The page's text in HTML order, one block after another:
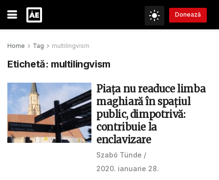
Donează
Home Tag multilingvism
Etichetă: multilingvism
Piața nu readuce limba
maghiară în spațiul
public, dimpotrivă:
contribuie la
enclavizare
Szabó Tünde
2020. ianuarie 28.